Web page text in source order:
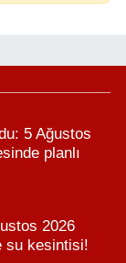
5 Ağustos
planlı
2026
su kesintisi!